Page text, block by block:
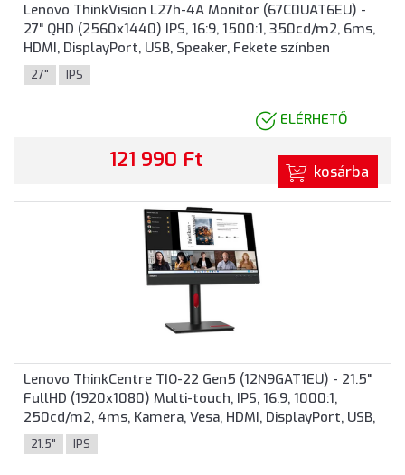
Lenovo ThinkVision L27h-4A Monitor (67C0UAT6EU) -
27" QHD (2560x1440) IPS, 16:9, 1500:1, 350cd/m2, 6ms,
HDMI, DisplayPort, USB, Speaker, Fekete színben
27" IPS
ELÉRHETŐ
121 990 Ft kosárba
Lenovo ThinkCentre TIO-22 Gen5 (12N9GAT1EU) - 21.5"
FullHD (1920x1080) Multi-touch, IPS, 16:9, 1000:1,
250cd/m2, 4ms, Kamera, Vesa, HDMI, DisplayPort, USB,
3 év garancia, Fekete színben
21.5" IPS